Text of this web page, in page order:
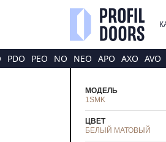
PDO PEO NO NEO APO AXO AVO
МОДЕЛЬ
1SMK
ЦВЕТ
БЕЛЫЙ МАТОВЫЙ